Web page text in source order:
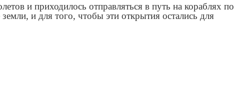
и приходилось отправляться в путь на кораблях по
и для того, чтобы эти открытия остались для